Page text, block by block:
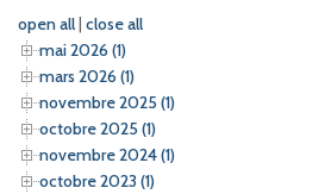
h
e
r
open all| close all
mai 2026 (1)
mars 2026 (1)
novembre 2025 (1)
octobre 2025 (1)
novembre 2024 (1)
octobre 2023 (1)